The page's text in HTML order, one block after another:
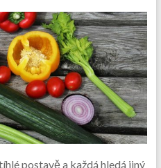
postavě a každá hledá jiný